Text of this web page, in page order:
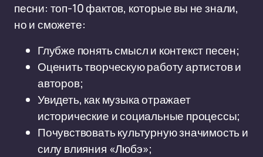
песни: топ-10 фактов, которые вы не знали,
но и сможете:
Глубже понять смысл и контекст песен;
Оценить творческую работу артистов и
авторов;
Увидеть, как музыка отражает
исторические и социальные процессы;
Почувствовать культурную значимость и
силу влияния «Любэ»;